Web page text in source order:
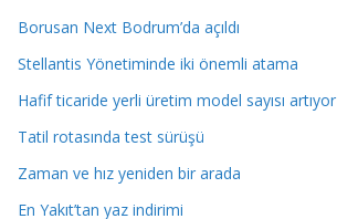
Borusan Next Bodrum’da açıldı
Stellantis Yönetiminde iki önemli atama
Hafif ticaride yerli üretim model sayısı artıyor
Tatil rotasında test sürüşü
Zaman ve hız yeniden bir arada
En Yakıt’tan yaz indirimi